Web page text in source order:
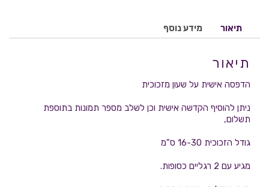
תיאור מידע נוסף
תיאור
הדפסה אישית על שעון מזכוכית
ניתן להוסיף הקדשה אישית וכן לשלב מספר תמונות בתוספת
תשלום,
גודל הזכוכית 16-30 ס”מ
מגיע עם 2 רגליים כסופות.